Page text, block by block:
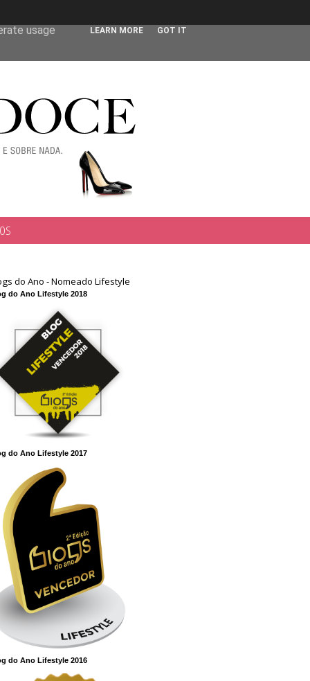
do Ano - Nomeado Lifestyle
do Ano Lifestyle 2018
do Ano Lifestyle 2017
do Ano Lifestyle 2016
usage
LEARN MORE GOT IT